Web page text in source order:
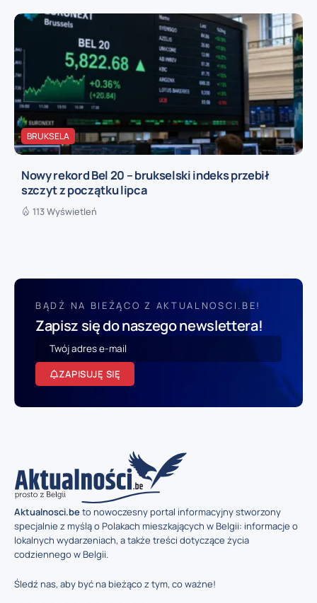
BRUKSELA
Nowy rekord Bel 20 – brukselski indeks przebił
szczyt z początku lipca
113 Wyświetleń
BĄDŹ NA BIEŻĄCO Z AKTUALNOSCI.BE!
Zapisz się do naszego newslettera!
ZAPISUJĘ SIĘ
Aktualnosci.beto nowoczesny portal informacyjny stworzony
specjalnie z myślą o Polakach mieszkających w Belgii: informacje o
lokalnych wydarzeniach, a także treści dotyczące życia
codziennego w Belgii.
Śledź nas, aby być na bieżąco z tym, co ważne!